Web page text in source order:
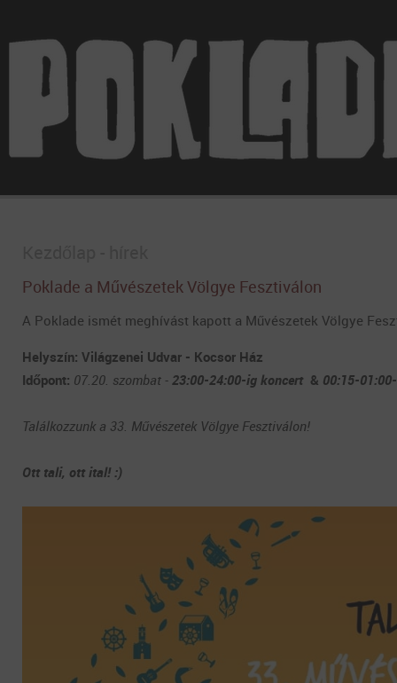
Poklade a Művészetek Völgye Fesztiválon
A Poklade ismét meghívást kapott a Művészetek Völgye
Helyszín: Világzenei Udvar - Kocsor Ház
Időpont: 07.20. szombat - 23:00-24:00-ig koncert & 00:15-
Találkozzunk a 33. Művészetek Völgye Fesztiválon!
Ott tali, ott ital! :)